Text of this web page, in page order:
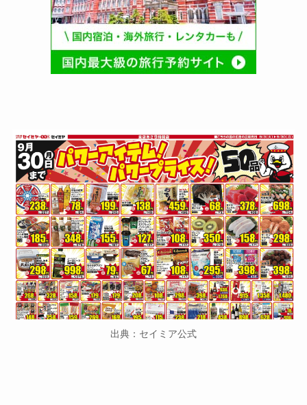
出典：セイミア公式